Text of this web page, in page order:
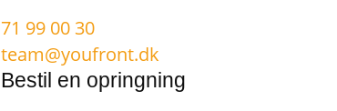
71 99 00 30
team@youfront.dk
Bestil en opringning